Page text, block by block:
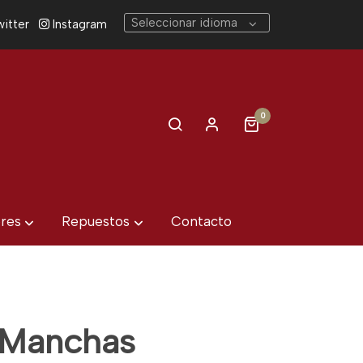
Instagram Seleccionar idioma
0
Repuestos Contacto